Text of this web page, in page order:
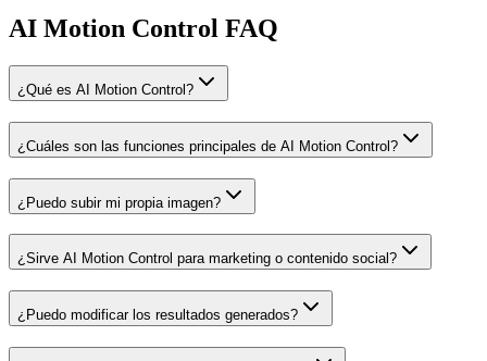
AI Motion Control FAQ
¿Qué es AI Motion Control?
¿Cuáles son las funciones principales de AI Motion Control?
¿Puedo subir mi propia imagen?
¿Sirve AI Motion Control para marketing o contenido social?
¿Puedo modificar los resultados generados?